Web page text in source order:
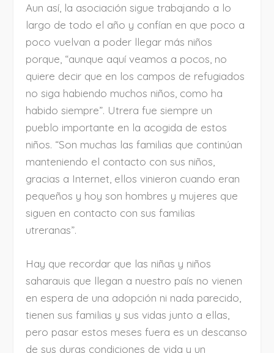
Aun así, la asociación sigue trabajando a lo
largo de todo el año y confían en que poco a
poco vuelvan a poder llegar más niños
porque, “aunque aquí veamos a pocos, no
quiere decir que en los campos de refugiados
no siga habiendo muchos niños, como ha
habido siempre”. Utrera fue siempre un
pueblo importante en la acogida de estos
niños. “Son muchas las familias que continúan
manteniendo el contacto con sus niños,
gracias a Internet, ellos vinieron cuando eran
pequeños y hoy son hombres y mujeres que
siguen en contacto con sus familias
utreranas”.
Hay que recordar que las niñas y niños
saharauis que llegan a nuestro país no vienen
en espera de una adopción ni nada parecido,
tienen sus familias y sus vidas junto a ellas,
pero pasar estos meses fuera es un descanso
de sus duras condiciones de vida y un